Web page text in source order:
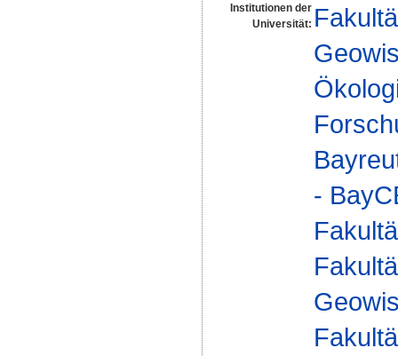
Institutionen der
Universität:
-